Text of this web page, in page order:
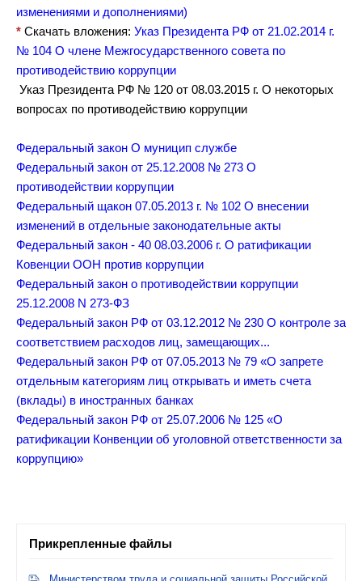
изменениями и дополнениями)
* Скачать вложения: Указ Президента РФ от 21.02.2014 г.
№ 104 О члене Межгосударственного совета по
противодействию коррупции
Указ Президента РФ № 120 от 08.03.2015 г. О некоторых
вопросах по противодействию коррупции
Федеральный закон О муницип службе
Федеральный закон от 25.12.2008 № 273 О
противодействии коррупции
Федеральный щакон 07.05.2013 г. № 102 О внесении
изменений в отдельные законодательные акты
Федеральный закон - 40 08.03.2006 г. О ратификации
Ковенции ООН против коррупции
Федеральный закон о противодействии коррупции
25.12.2008 N 273-ФЗ
Федеральный закон РФ от 03.12.2012 № 230 О контроле за
соответствием расходов лиц, замещающих...
Федеральный закон РФ от 07.05.2013 № 79 «О запрете
отдельным категориям лиц открывать и иметь счета
(вклады) в иностранных банках
Федеральный закон РФ от 25.07.2006 № 125 «О
ратификации Конвенции об уголовной ответственности за
коррупцию»
Прикрепленные файлы